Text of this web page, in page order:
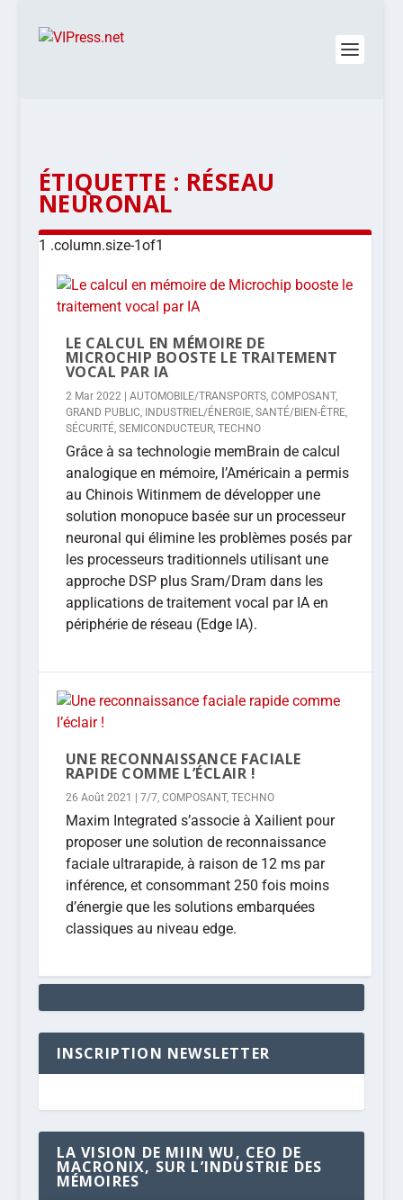
ÉTIQUETTE : RÉSEAU
NEURONAL
LE CALCUL EN MÉMOIRE DE
MICROCHIP BOOSTE LE TRAITEMENT
VOCAL PAR IA
2 Mar 2022| AUTOMOBILE/TRANSPORTS, COMPOSANT,
GRAND PUBLIC, INDUSTRIEL/ÉNERGIE, SANTÉ/BIEN-ÊTRE,
SÉCURITÉ, SEMICONDUCTEUR, TECHNO
Grâce à sa technologie memBrain de calcul
analogique en mémoire, l’Américain a permis
au Chinois Witinmem de développer une
solution monopuce basée sur un processeur
neuronal qui élimine les problèmes posés par
les processeurs traditionnels utilisant une
approche DSP plus Sram/Dram dans les
applications de traitement vocal par IA en
périphérie de réseau (Edge IA).
UNE RECONNAISSANCE FACIALE
RAPIDE COMME L’ÉCLAIR !
26 Août 2021 7/7, COMPOSANT, TECHNO
Maxim Integrated s’associe à Xailient pour
proposer une solution de reconnaissance
faciale ultrarapide, à raison de 12 ms par
inférence, et consommant 250 fois moins
d’énergie que les solutions embarquées
classiques au niveau edge.
INSCRIPTION NEWSLETTER
LA VISION DE MIIN WU, CEO DE
MACRONIX, SUR L’INDUSTRIE DES
MÉMOIRES